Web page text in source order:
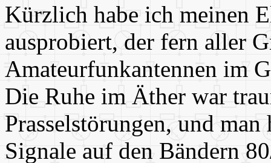
Kürzlich habe ich meinen
ausprobiert, der fern aller
Amateurfunkantennen im
Die Ruhe im Äther war
Prasselstörungen, und
Signale auf den Bändern